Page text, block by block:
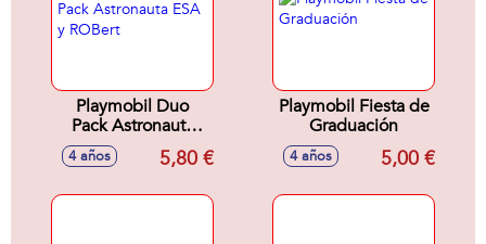
Playmobil Duo
Pack Astronauta
ESA y ROBert
4 años 5,80 €
Playmobil Fiesta de
Graduación
4 años 5,00 €